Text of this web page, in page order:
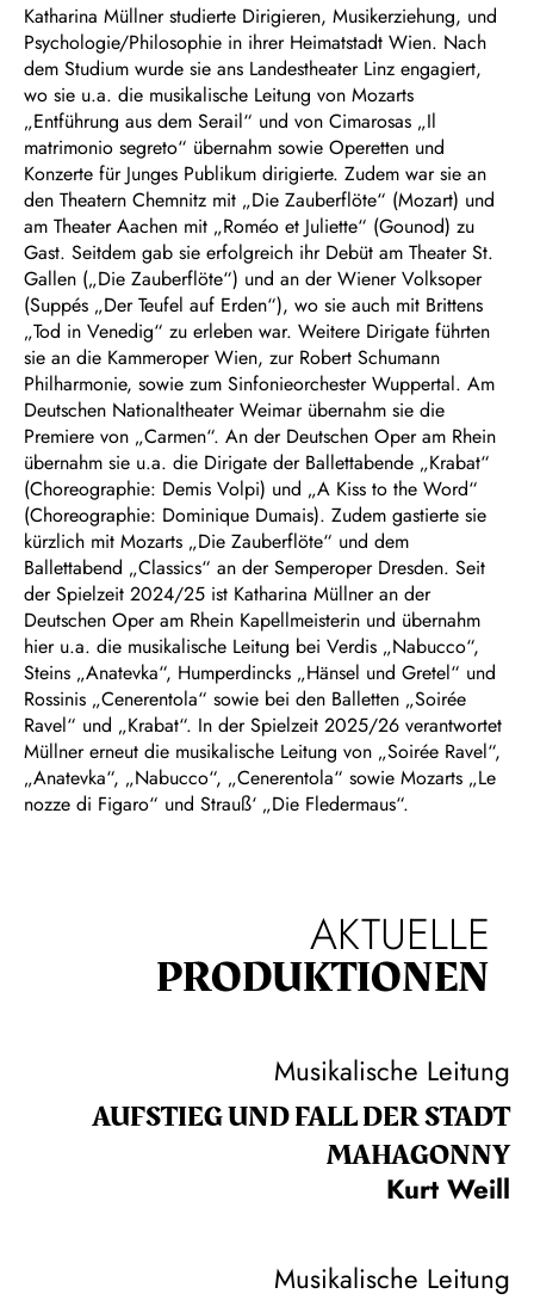
Katharina Müllner studierte Dirigieren, Musikerziehung, und
Psychologie/Philosophie in ihrer Heimatstadt Wien. Nach
dem Studium wurde sie ans Landestheater Linz engagiert,
wo sie u.a. die musikalische Leitung von Mozarts
„Entführung aus dem Serail“ und von Cimarosas „Il
matrimonio segreto“ übernahm sowie Operetten und
Konzerte für Junges Publikum dirigierte. Zudem war sie an
den Theatern Chemnitz mit „Die Zauberflöte“ (Mozart) und
am Theater Aachen mit „Roméo et Juliette“ (Gounod) zu
Gast. Seitdem gab sie erfolgreich ihr Debüt am Theater St.
Gallen („Die Zauberflöte“) und an der Wiener Volksoper
(Suppés „Der Teufel auf Erden“), wo sie auch mit Brittens
„Tod in Venedig“ zu erleben war. Weitere Dirigate führten
sie an die Kammeroper Wien, zur Robert Schumann
Philharmonie, sowie zum Sinfonieorchester Wuppertal. Am
Deutschen Nationaltheater Weimar übernahm sie die
Premiere von „Carmen“. An der Deutschen Oper am Rhein
übernahm sie u.a. die Dirigate der Ballettabende „Krabat“
(Choreographie: Demis Volpi) und „A Kiss to the Word“
(Choreographie: Dominique Dumais). Zudem gastierte sie
kürzlich mit Mozarts „Die Zauberflöte“ und dem
Ballettabend „Classics“ an der Semperoper Dresden. Seit
der Spielzeit 2024/25 ist Katharina Müllner an der
Deutschen Oper am Rhein Kapellmeisterin und übernahm
hier u.a. die musikalische Leitung bei Verdis „Nabucco“,
Steins „Anatevka“, Humperdincks „Hänsel und Gretel“ und
Rossinis „Cenerentola“ sowie bei den Balletten „Soirée
Ravel“ und „Krabat“. In der Spielzeit 2025/26 verantwortet
Müllner erneut die musikalische Leitung von „Soirée Ravel“,
„Anatevka“, „Nabucco“, „Cenerentola“ sowie Mozarts „Le
nozze di Figaro“ und Strauß‘ „Die Fledermaus“.
AKTUELLE
PRODUKTIONEN
Musikalische Leitung
AUFSTIEG UND FALL DER STADT
MAHAGONNY
Kurt Weill
Musikalische Leitung